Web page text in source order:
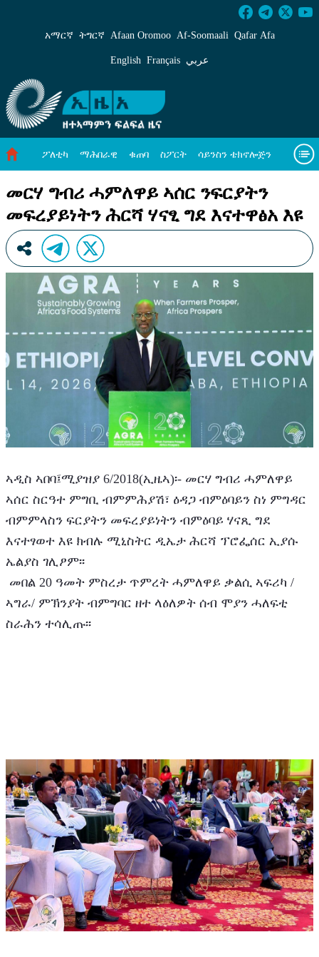
መርሃ ግብሪ ሓምለዋይ ኣሰር ንፍርያትን መፍረያይነትን
አማርኛ ትግርኛ Afaan Oromoo Af‑Soomaali Qafar Afa
English Français عربي
ፖለቲካ ማሕበራዊ ቁጠባ ስፖርት ሳይንስን ቴክኖሎጅን
መርሃ ግብሪ ሓምለዋይ ኣሰር ንፍርያትን
መፍረያይነትን ሕርሻ ሃናፂ ግደ እናተዋፅአ እዩ
ኣዲስ ኣበባ፤ሚያዝያ 6/2018(ኢዜኣ)፡- መርሃ ግብሪ ሓምለዋይ
ኣሰር ስርዓተ ምግቢ ብምምሕያሽ፣ ዕዳጋ ብምዕባይን ስነ ምግዳር
ብምምላስን ፍርያትን መፍረያይነትን ብምዕባይ ሃናጺ ግደ
እናተፃወተ እዩ ክብሉ ሚኒስትር ዲኤታ ሕርሻ ፕሮፌሰር ኢያሱ
ኤልያስ ገሊፆም፡፡
ኣግራ/ ምኽንያት ብምግባር ዘተ ላዕለዎት ሰብ ሞያን ሓለፍቲ
ስራሕን ተሳሊጡ፡፡